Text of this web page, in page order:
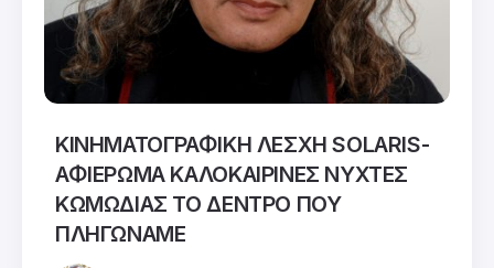
ΚΙΝΗΜΑΤΟΓΡΑΦΙΚΗ ΛΕΣΧΗ SOLARIS-
ΑΦΙΕΡΩΜΑ ΚΑΛΟΚΑΙΡΙΝΕΣ ΝΥΧΤΕΣ
ΚΩΜΩΔΙΑΣ ΤΟ ΔΕΝΤΡΟ ΠΟΥ
ΠΛΗΓΩΝΑΜΕ